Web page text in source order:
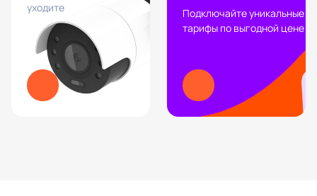
уходите
Подключайте уникальные
тарифы по выгодной цене